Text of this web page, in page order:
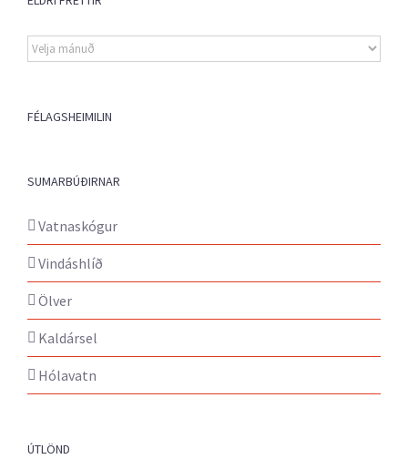
Eldri
fréttir
FÉLAGSHEIMILIN
SUMARBÚÐIRNAR
Vatnaskógur
Vindáshlíð
Ölver
Kaldársel
Hólavatn
ÚTLÖND